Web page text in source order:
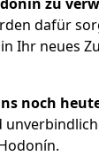
dafür
in Ihr neues
noch